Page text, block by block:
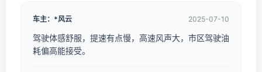
车主：*风云 2025-07-10
驾驶体感舒服，提速有点慢，高速风声大，市区驾驶油
耗偏高能接受。